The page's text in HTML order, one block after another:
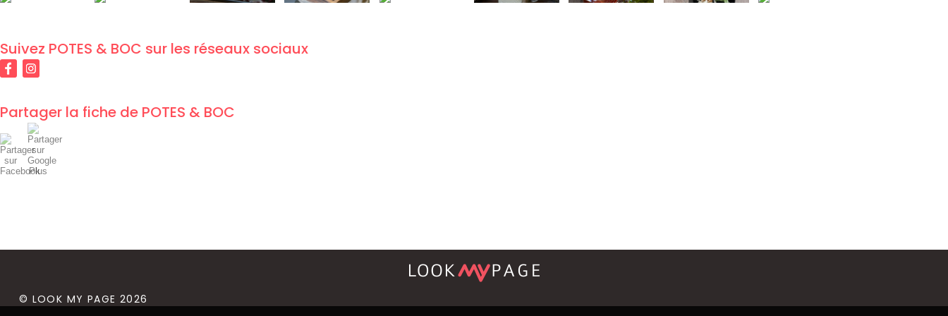
Suivez POTES & BOC sur les réseaux sociaux
Partager la fiche de POTES & BOC
© LOOK MY PAGE 2026